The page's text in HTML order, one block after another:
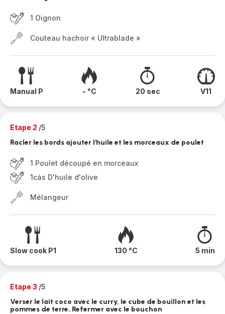
1 Oignon
Couteau hachoir « Ultrablade »
Manual P - °C 20 sec V11
Etape 2 /5
Racler les bords ajouter l'huile et les morceaux de poulet
1 Poulet découpé en morceaux
1càs D'huile d'olive
Mélangeur
Slow cook P1 130 °C 5 min
Etape 3 /5
Verser le lait coco avec le curry, le cube de bouillon et les
pommes de terre. Refermer avec le bouchon